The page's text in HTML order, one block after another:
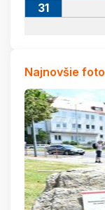
31
Najnovšie